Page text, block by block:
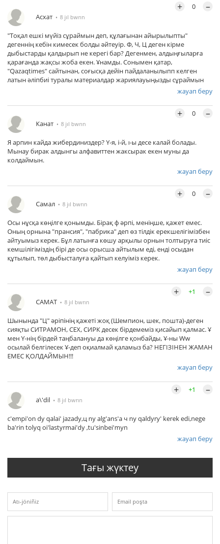
Асхат 8 jıl bwrın
+ 0 –
"Тоқал ешкі мүйіз сұраймын деп, құлағынан айырылыпты"
дегеннің кебін кимесек болды әйтеуір. Ф, Ч, Ц деген кірме
дыбыстарды қалдырып не керегі бар? Дегенмен, алдыңғыларға
қарағанда жақсы жоба екен. Ұнамды. Сонымен қатар,
"Qazaqtimes" сайтынан, соғысқа дейін пайдаланылыпп келген
латын әліпбиі туралы материалдар жариялауыңызды сұраймын
жауап беру
Канат 8 jıl bwrın
+ 0 –
Я арпин кайда жибердиниздер? Y-я, i-й, ı-ы десе калай болады.
Мынау бирак алдынгы алфавиттен жаксырак екен муны да
колдаймын.
жауап беру
Самал 8 jıl bwrın
+ 0 –
Осы нұсқа көңілге қонымды. Бірақ ф әрпі, меніңше, қажет емес.
Оның орнына "прансия", "пабрика" деп өз тілдік ерекшелігімізбен
айтуымыз керек. Бұл латынға көшу арқылы орнын толтыруға тиіс
кемшілігіміздің бірі де осы орысша айтылым еді, енді осыдан
құтылып, төл дыбысталуға қайтып келуіміз керек.
жауап беру
САМАТ 8 jıl bwrın
+ +1 –
Шынында "Ц" әріпінің қажеті жоқ (Шемпион, шек, пошта)-деген
сияқты СИТРАМОН, СЕХ, СИРК десек бірдемеміз қисайып қалмас. Ұ
мен Ү-нің бірдей таңбалануы да көңілге қонбайды, Ұ-ны Ww
осылай белгілесек Ұ-деп оқиалмай қаламыз ба? НЕГІЗІНЕН ЖАМАН
ЕМЕС ҚОЛДАЙМЫН!!!
жауап беру
a\'dil 8 jıl bwrın
+ +1 –
c'empi'on dy qalai' jazady,ц ny alg'ans'a ч ny qaldyry' kerek edi,nege
ba'rin tolyq oi'lastyrmai'dy ,tu'sinbei'myn
жауап беру
Тағы жүктеу